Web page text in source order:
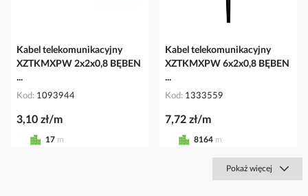
Kabel telekomunikacyjny
XZTKMXPW 2x2x0,8 BĘBEN
...
Kod 1093944
3,10 zł/m
17 m
Kabel telekomunikacyjny
XZTKMXPW 6x2x0,8 BĘBEN
...
Kod 1333559
7,72 zł/m
8164 m
Pokaż więcej